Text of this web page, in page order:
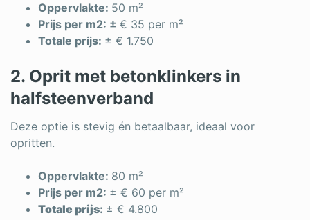
Oppervlakte: 50 m²
Prijs per m2: ± € 35 per m²
Totale prijs: ± € 1.750
2. Oprit met betonklinkers in
halfsteenverband
Deze optie is stevig én betaalbaar, ideaal voor
opritten.
Oppervlakte: 80 m²
Prijs per m2: ± € 60 per m²
Totale prijs: ± € 4.800